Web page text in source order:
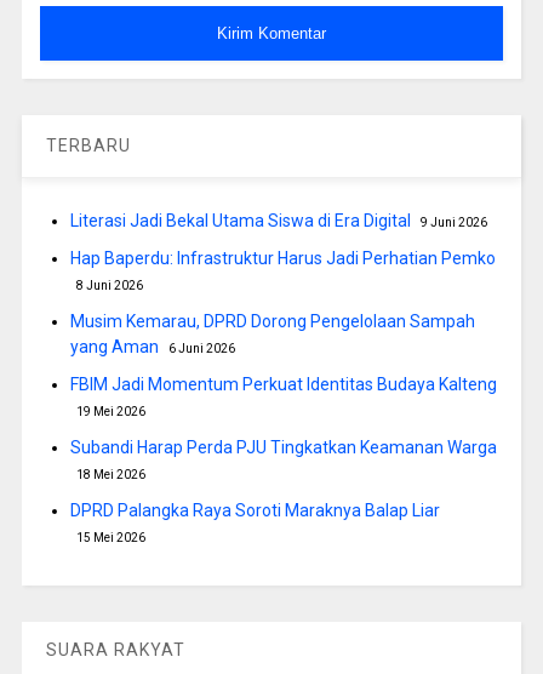
TERBARU
Literasi Jadi Bekal Utama Siswa di Era Digital 9 Juni 2026
Hap Baperdu: Infrastruktur Harus Jadi Perhatian Pemko
8 Juni 2026
Musim Kemarau, DPRD Dorong Pengelolaan Sampah
yang Aman
6 Juni 2026
FBIM Jadi Momentum Perkuat Identitas Budaya Kalteng
19 Mei 2026
Subandi Harap Perda PJU Tingkatkan Keamanan Warga
18 Mei 2026
DPRD Palangka Raya Soroti Maraknya Balap Liar
15 Mei 2026
SUARA RAKYAT